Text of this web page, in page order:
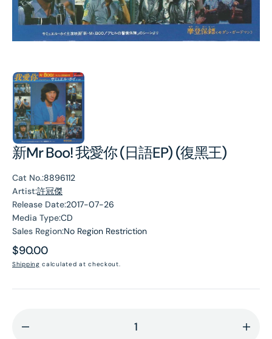
新Mr Boo! 我愛你 (日語EP) (復黑王)
Cat No.:8896112
Artist:許冠傑
Release Date:2017-07-26
Media Type:CD
Sales Region:No Region Restriction
Regular
price
$90.00
Shipping calculated at checkout.